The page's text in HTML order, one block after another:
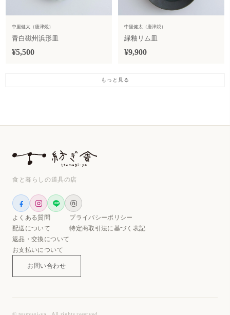
中里健太（唐津焼）
青白磁州浜形皿
¥5,500
中里健太（唐津焼）
緑釉リム皿
¥9,900
もっと見る
食と暮らしの道具の店
よくある質問
配送について
返品・交換について
お支払いについて
プライバシーポリシー
特定商取引法に基づく表記
お問い合わせ